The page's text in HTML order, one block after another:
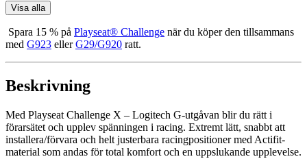
Visa alla
Spara 15 % på Playseat® Challenge när du köper den tillsammans
med G923 ellerG29/G920 ratt.
Beskrivning
Med Playseat Challenge X – Logitech G-utgåvan blir du rätt i
förarsätet och upplev spänningen i racing. Extremt lätt, snabbt att
installera/förvara och helt justerbara racingpositioner med Actifit-
material som andas för total komfort och en uppslukande upplevelse.